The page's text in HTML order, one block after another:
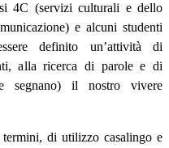
4C (servizi culturali e dello
e alcuni studenti
definito un’attività di
alla ricerca di parole e di
segnano) il nostro vivere
di utilizzo casalingo e